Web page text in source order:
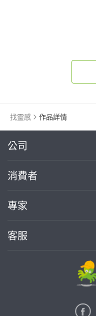
找靈感 作品詳情
公司
關於我們
部落格
加入我們
消費者
買服務
熱門服務
專家
案件中心
客服
繼續完成